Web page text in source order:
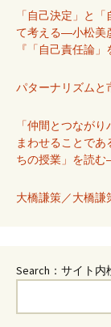
「自己決定」と
て考える―小松美
『「自己責任論
パターナリズムと
「仲間とつなが
まわせることで
ちの授業」を読
大橋謙策／大橋
Search：サイト内